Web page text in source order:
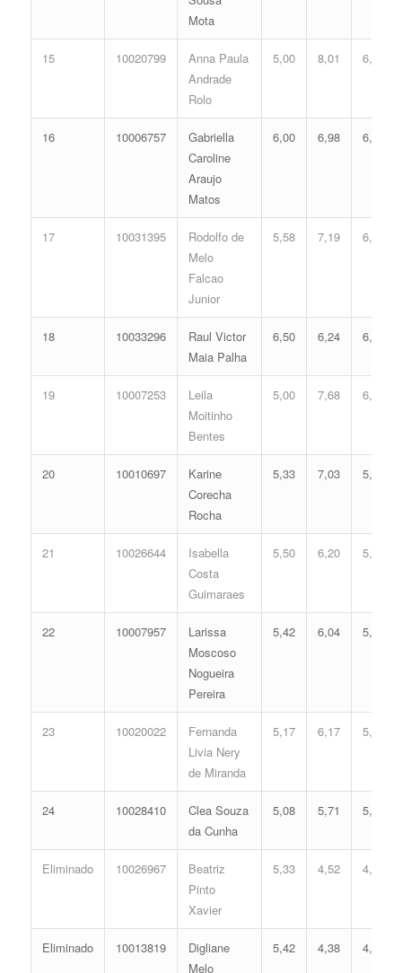
Mota
15 10020799
Anna Paula
Andrade
Rolo
5,00 8,01 6,20
16 10006757
Gabriella
Caroline
Araujo
Matos
6,00 6,98 6,18
17 10031395
Rodolfo de
Melo
Falcao
Junior
5,58 7,19 6,08
18 10033296
Raul Victor
Maia Palha
6,50 6,24 6,07
19 10007253
Leila
Moitinho
Bentes
5,00 7,68 6,04
20 10010697
Karine
Corecha
Rocha
5,33 7,03 5,89
21 10026644
Isabella
Costa
Guimaraes
5,50 6,20 5,57
22 10007957
Larissa
Moscoso
Nogueira
Pereira
5,42 6,04 5,46
23 10020022
Fernanda
Livia Nery
de Miranda
5,17 6,17 5,40
24 10028410
Clea Souza
da Cunha
5,08 5,71 5,14
Eliminado 10026967
Beatriz
Pinto
Xavier
5,33 4,52 4,69
Eliminado 10013819
Digliane
Melo
5,42 4,38 4,67